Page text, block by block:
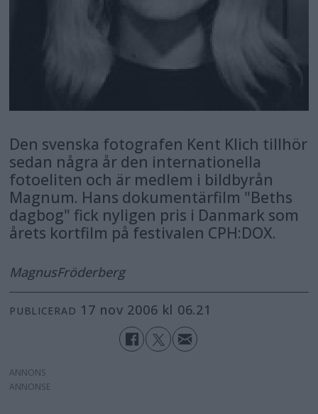
Den svenska fotografen Kent Klich tillhör
sedan några år den internationella
fotoeliten och är medlem i bildbyrån
Magnum. Hans dokumentärfilm "Beths
dagbog" fick nyligen pris i Danmark som
årets kortfilm på festivalen CPH:DOX.
MagnusFröderberg
PUBLICERAD 17 nov 2006 kl 06.21
ANNONS